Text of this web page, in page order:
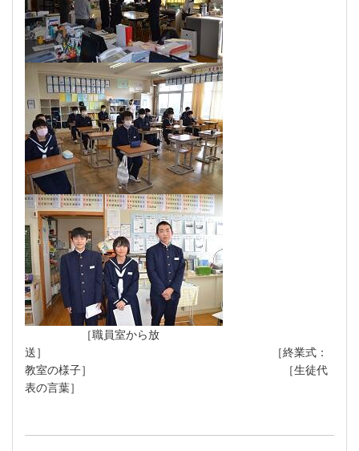
［職員室から放
送］ ［終業式：
教室の様子］ ［生徒代
表の言葉］